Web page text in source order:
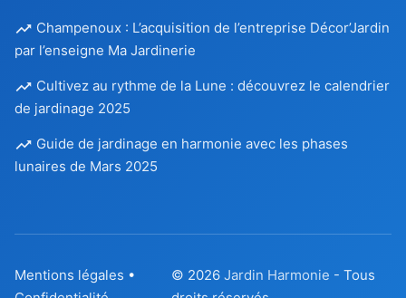
Champenoux : L’acquisition de l’entreprise Décor’Jardin
par l’enseigne Ma Jardinerie
Cultivez au rythme de la Lune : découvrez le calendrier
de jardinage 2025
Guide de jardinage en harmonie avec les phases
lunaires de Mars 2025
Mentions légales •
© 2026Jardin Harmonie - Tous